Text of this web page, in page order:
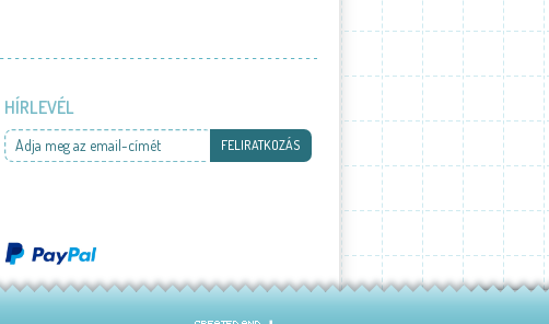
HÍRLEVÉL
Adja meg az email-címét FELIRATKOZÁS